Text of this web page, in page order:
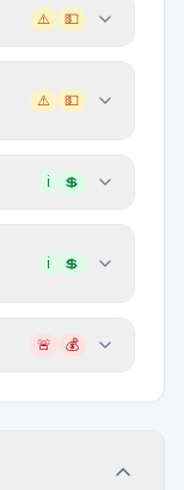
⚠️ 💵
⚠️ 💵
ℹ️ 💲
ℹ️ 💲
🚨 💰